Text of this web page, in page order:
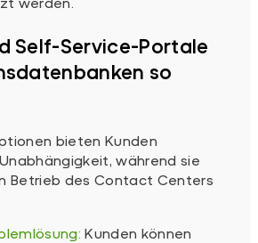
Self-Service-Portale
so
bieten Kunden
während sie
Betrieb des Contact Centers
Kunden können